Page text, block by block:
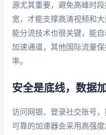
源尤其重要，避免高峰时
宽，才能支撑高清视频和
能分流技术也很关键，能
加速通道，其他国际流量
率。
安全是底线，数据
访问网银、登录社交账号，
可靠的加速器会采用高强